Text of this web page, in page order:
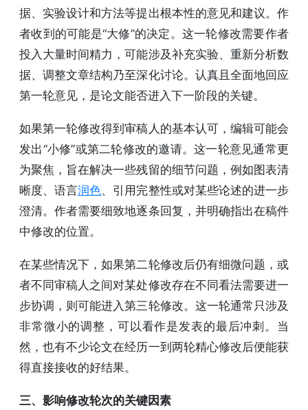
据、实验设计和方法等提出根本性的意见和建议。作
者收到的可能是“大修”的决定。这一轮修改需要作者
投入大量时间精力，可能涉及补充实验、重新分析数
据、调整文章结构乃至深化讨论。认真且全面地回应
第一轮意见，是论文能否进入下一阶段的关键。
如果第一轮修改得到审稿人的基本认可，编辑可能会
发出“小修”或第二轮修改的邀请。这一轮意见通常更
为聚焦，旨在解决一些残留的细节问题，例如图表清
晰度、语言润色、引用完整性或对某些论述的进一步
澄清。作者需要细致地逐条回复，并明确指出在稿件
中修改的位置。
在某些情况下，如果第二轮修改后仍有细微问题，或
者不同审稿人之间对某处修改存在不同看法需要进一
步协调，则可能进入第三轮修改。这一轮通常只涉及
非常微小的调整，可以看作是发表的最后冲刺。当
然，也有不少论文在经历一到两轮精心修改后便能获
得直接接收的好结果。
三、影响修改轮次的关键因素